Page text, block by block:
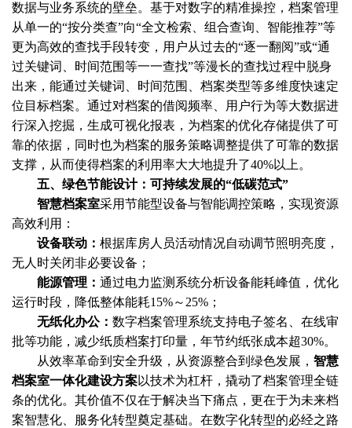
数据与业务系统的壁垒。基于对数字的精准操控，档案管理
从单一的“按分类查”向“全文检索、组合查询、智能推荐”等
更为高效的查找手段转变，用户从过去的“逐一翻阅”或“通
过关键词、时间范围等一一查找”等漫长的查找过程中脱身
出来，能通过关键词、时间范围、档案类型等多维度快速定
位目标档案。通过对档案的借阅频率、用户行为等大数据进
行深入挖掘，生成可视化报表，为档案的优化存储提供了可
靠的依据，同时也为档案的服务策略调整提供了可靠的数据
支撑，从而使得档案的利用率大大地提升了40%以上。
五、 绿色节能设计：可持续发展的“低碳范式”
智慧档案室采用节能型设备与智能调控策略，实现资源
高效利用：
设备联动： 根据库房人员活动情况自动调节照明亮度，
无人时关闭非必要设备；
能源管理： 通过电力监测系统分析设备能耗峰值，优化
运行时段，降低整体能耗15%～25%；
无纸化办公： 数字档案管理系统支持电子签名、在线审
批等功能，减少纸质档案打印量，年节约纸张成本超30%。
从效率革命到安全升级，从资源整合到绿色发展， 智慧
档案室一体化建设方案以技术为杠杆，撬动了档案管理全链
条的优化。其价值不仅在于解决当下痛点，更在于为未来档
案智慧化、服务化转型奠定基础。在数字化转型的必经之路